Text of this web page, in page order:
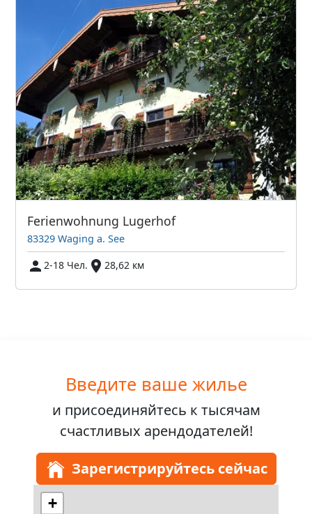
Ferienwohnung Lugerhof
83329 Waging a. See
2-18 Чел.
28,62 км
Введите ваше жилье
и присоединяйтесь к тысячам
счастливых арендодателей!
Зарегистрируйтесь сейчас
+